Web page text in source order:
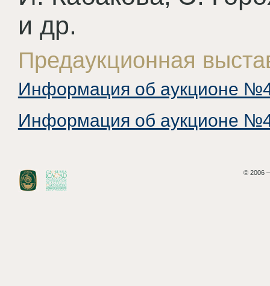
и др.
Предаукционная
Информация об аукционе
Информация об аукционе
© 2006